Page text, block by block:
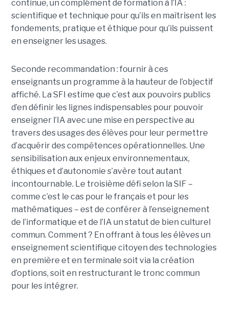
continue, un complément de formation à l’IA :
scientifique et technique pour qu’ils en maîtrisent les
fondements, pratique et éthique pour qu’ils puissent
en enseigner les usages.
Seconde recommandation : fournir à ces
enseignants un programme à la hauteur de l’objectif
affiché. La SFI estime que c’est aux pouvoirs publics
d’en définir les lignes indispensables pour pouvoir
enseigner l’IA avec une mise en perspective au
travers des usages des élèves pour leur permettre
d’acquérir des compétences opérationnelles. Une
sensibilisation aux enjeux environnementaux,
éthiques et d’autonomie s’avère tout autant
incontournable. Le troisième défi selon la SIF –
comme c’est le cas pour le français et pour les
mathématiques – est de conférer à l’enseignement
de l’informatique et de l’IA un statut de bien culturel
commun. Comment ? En offrant à tous les élèves un
enseignement scientifique citoyen des technologies
en première et en terminale soit via la création
d’options, soit en restructurant le tronc commun
pour les intégrer.